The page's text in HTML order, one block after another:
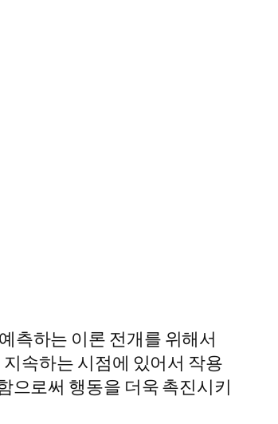
측하는 이론 전개를 위해서
속하는 시점에 있어서 작용
으로써 행동을 더욱 촉진시키